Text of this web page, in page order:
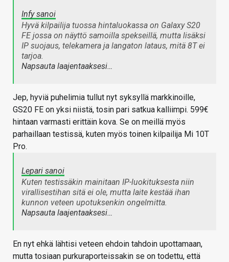
Infy sanoi
Hyvä kilpailija tuossa hintaluokassa on Galaxy S20
FE jossa on näyttö samoilla spekseillä, mutta lisäksi
IP suojaus, telekamera ja langaton lataus, mitä 8T ei
tarjoa.
Napsauta laajentaaksesi…
Jep, hyviä puhelimia tullut nyt syksyllä markkinoille,
GS20 FE on yksi niistä, tosin pari satkua kalliimpi. 599€
hintaan varmasti erittäin kova. Se on meillä myös
parhaillaan testissä, kuten myös toinen kilpailija Mi 10T
Pro.
Lepari sanoi
Kuten testissäkin mainitaan IP-luokituksesta niin
virallisestihan sitä ei ole, mutta laite kestää ihan
kunnon veteen upotuksenkin ongelmitta.
Napsauta laajentaaksesi…
En nyt ehkä lähtisi veteen ehdoin tahdoin upottamaan,
mutta tosiaan purkuraporteissakin se on todettu, että